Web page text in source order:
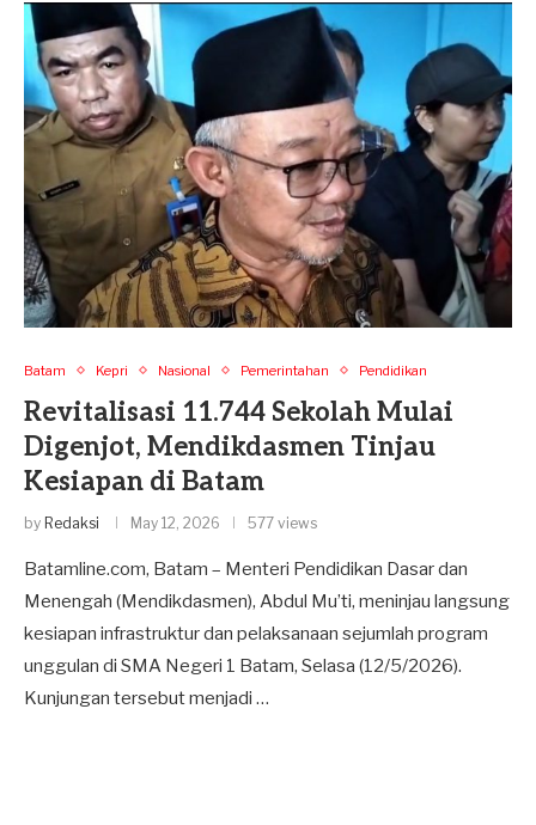
Batam Kepri Nasional Pemerintahan Pendidikan
Revitalisasi 11.744 Sekolah Mulai
Digenjot, Mendikdasmen Tinjau
Kesiapan di Batam
by Redaksi May 12, 2026 577 views
Batamline.com, Batam – Menteri Pendidikan Dasar dan
Menengah (Mendikdasmen), Abdul Mu’ti, meninjau langsung
kesiapan infrastruktur dan pelaksanaan sejumlah program
unggulan di SMA Negeri 1 Batam, Selasa (12/5/2026).
Kunjungan tersebut menjadi …